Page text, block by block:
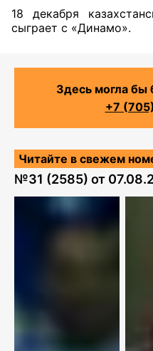
18 декабря
сыграет с «Динамо».
Здесь могла бы
+7
Читайте в свежем
№31 (2585) от